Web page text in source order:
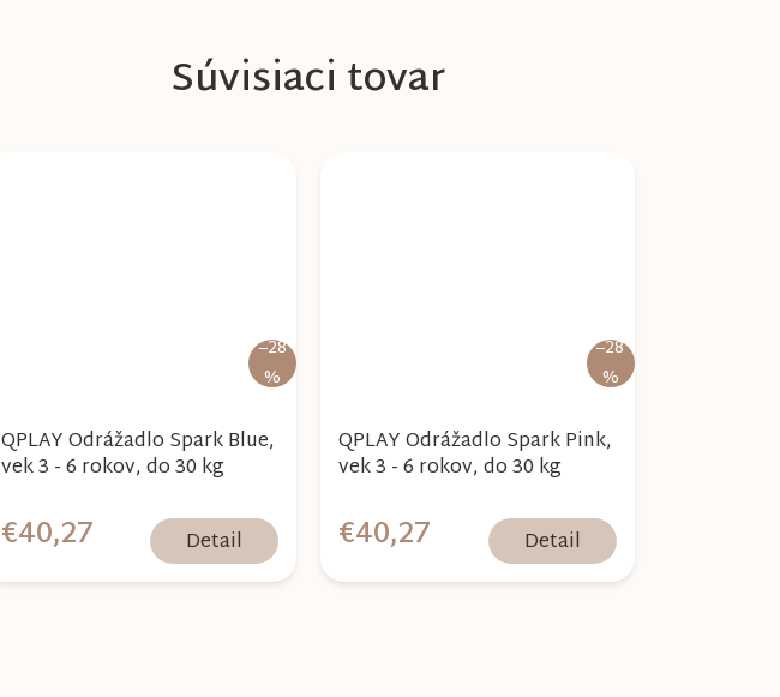
Súvisiaci tovar
–28
%
QPLAY Odrážadlo Spark Blue,
vek 3 - 6 rokov, do 30 kg
€40,27 Detail
–28
%
QPLAY Odrážadlo Spark Pink,
vek 3 - 6 rokov, do 30 kg
€40,27 Detail